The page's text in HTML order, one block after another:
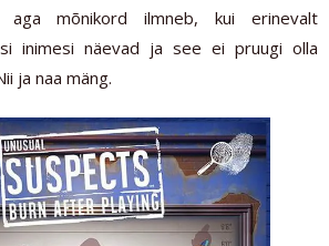
aga mõnikord ilmneb, kui erinevalt
inimesi näevad ja see ei pruugi olla
ja naa mäng.